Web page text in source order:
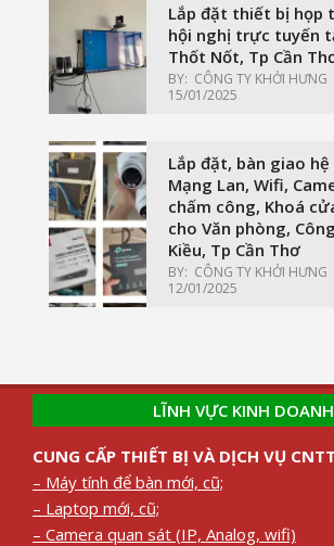
Lắp đặt thiết bị họp
hội nghị trực tuyến
Thốt Nốt, Tp Cần
BY: CÔNG TY KHỞI HƯNG
15/01/2025
Lắp đặt, bàn giao
Mạng Lan, Wifi,
chấm công, Khoá
cho Văn phòng,
Kiều, Tp Cần Thơ
BY: CÔNG TY KHỞI HƯNG
12/01/2025
LĨNH VỰC KINH DOANH
CUNG CẤP THIẾT BỊ VÀ DỊCH VỤ CNTT
– Máy tính để bàn mới, cũ;
– Laptop mới, cũ;
– Camera quan sát (IP, Analog, wifi)